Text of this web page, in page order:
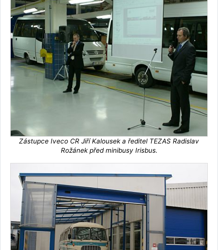
Zástupce Iveco CR Jiří Kalousek a ředitel TEZAS Radislav
Rožánek před minibusy Irisbus.